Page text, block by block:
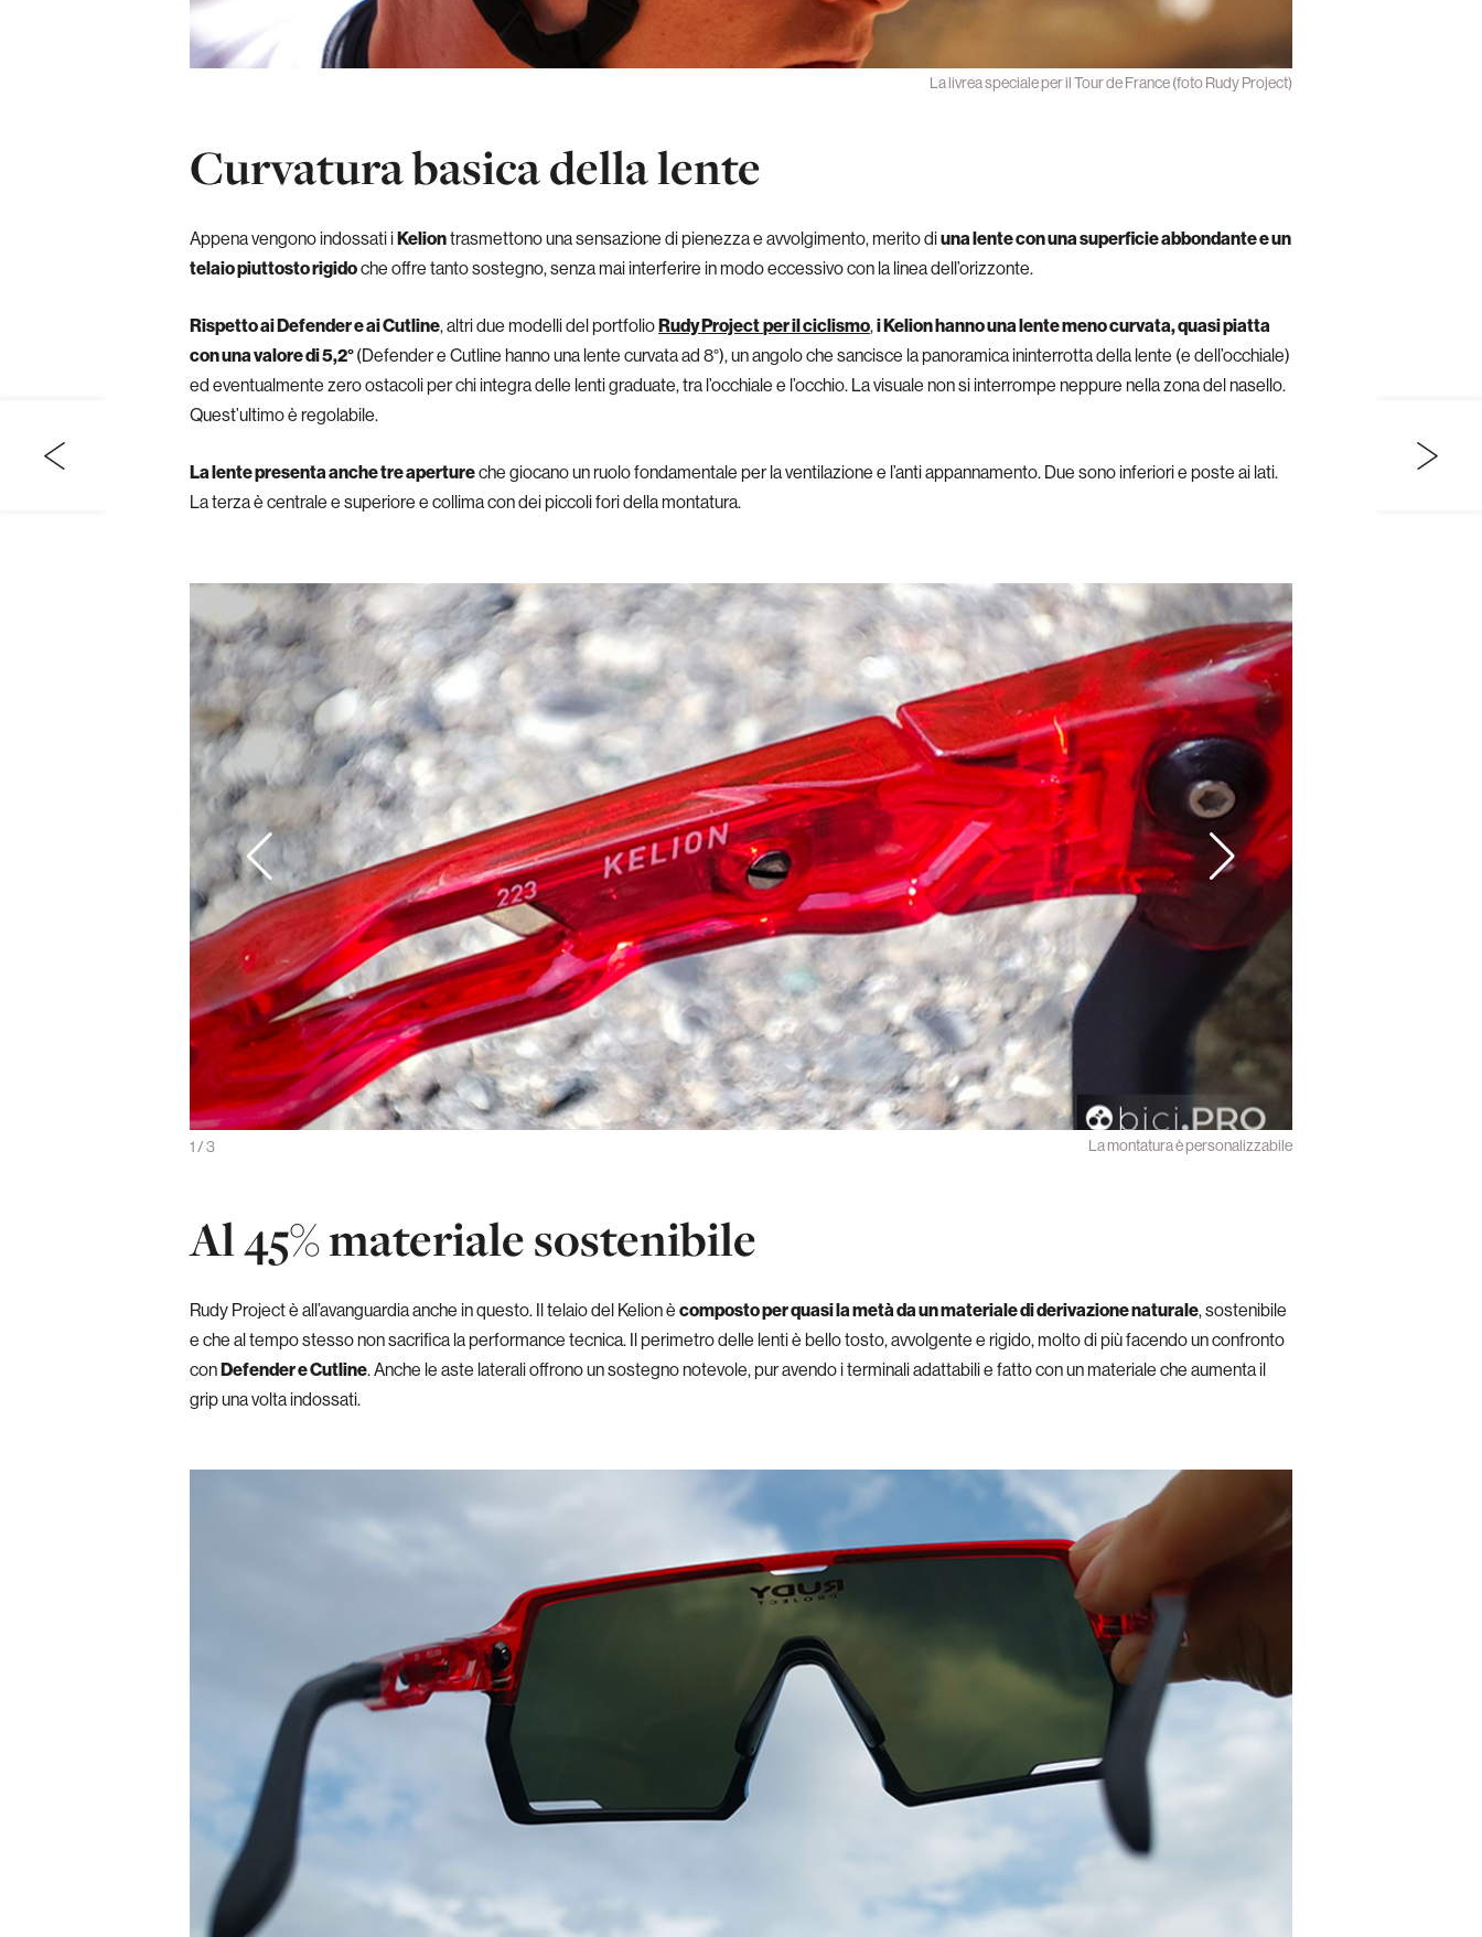
La livrea speciale per il Tour de France (foto Rudy Project)
Curvatura basica della lente
Appena vengono indossati iKeliontrasmettono una sensazione di pienezza e avvolgimento, merito diuna lente con una superficie abbondante e un
telaio piuttosto rigidoche offre tanto sostegno, senza mai interferire in modo eccessivo con la linea dell’orizzonte.
Rispetto ai Defender e ai Cutline, altri due modelli del portfolioRudy Projectper il ciclismo,i Kelion hanno una lente meno curvata, quasi piatta
con una valore di 5,2°(Defender e Cutline hanno una lente curvata ad 8°), un angolo che sancisce la panoramica ininterrotta della lente (e dell’occhiale)
ed eventualmente zero ostacoli per chi integra delle lenti graduate, tra l’occhiale e l’occhio. La visuale non si interrompe neppure nella zona del nasello.
Quest’ultimo è regolabile.
La lente presenta anche tre apertureche giocano un ruolo fondamentale per la ventilazione e l’anti appannamento. Due sono inferiori e poste ai lati.
La terza è centrale e superiore e collima con dei piccoli fori della montatura.
La montatura è personalizzabile
1/3
Al 45% materiale sostenibile
Rudy Project è all’avanguardia anche in questo. Il telaio del Kelion è composto per quasi la metà da un materiale di derivazione naturale, sostenibile
e che al tempo stesso non sacrifica la performance tecnica. Il perimetro delle lenti è bello tosto, avvolgente e rigido, molto di più facendo un confronto
conDefender e Cutline. Anche le aste laterali offrono un sostegno notevole, pur avendo i terminali adattabili e fatto con un materiale che aumenta il
grip una volta indossati.